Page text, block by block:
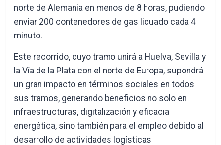
norte de Alemania en menos de 8 horas, pudiendo
enviar 200 contenedores de gas licuado cada 4
minuto.
Este recorrido, cuyo tramo unirá a Huelva, Sevilla y
la Vía de la Plata con el norte de Europa, supondrá
un gran impacto en términos sociales en todos
sus tramos, generando beneficios no solo en
infraestructuras, digitalización y eficacia
energética, sino también para el empleo debido al
desarrollo de actividades logísticas